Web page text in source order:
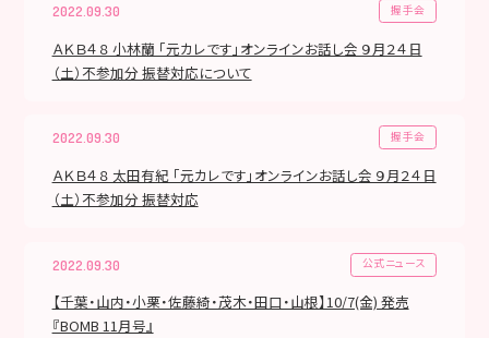
2022.09.30 握手会
ＡＫＢ４８ 小林蘭 「元カレです」オンラインお話し会 ９月２４日
（土）不参加分 振替対応について
2022.09.30 握手会
ＡＫＢ４８ 太田有紀 「元カレです」オンラインお話し会 ９月２４日
（土）不参加分 振替対応
2022.09.30 公式ニュース
【千葉・山内・小栗・佐藤綺・茂木・田口・山根】10/7(金) 発売
『BOMB 11月号』